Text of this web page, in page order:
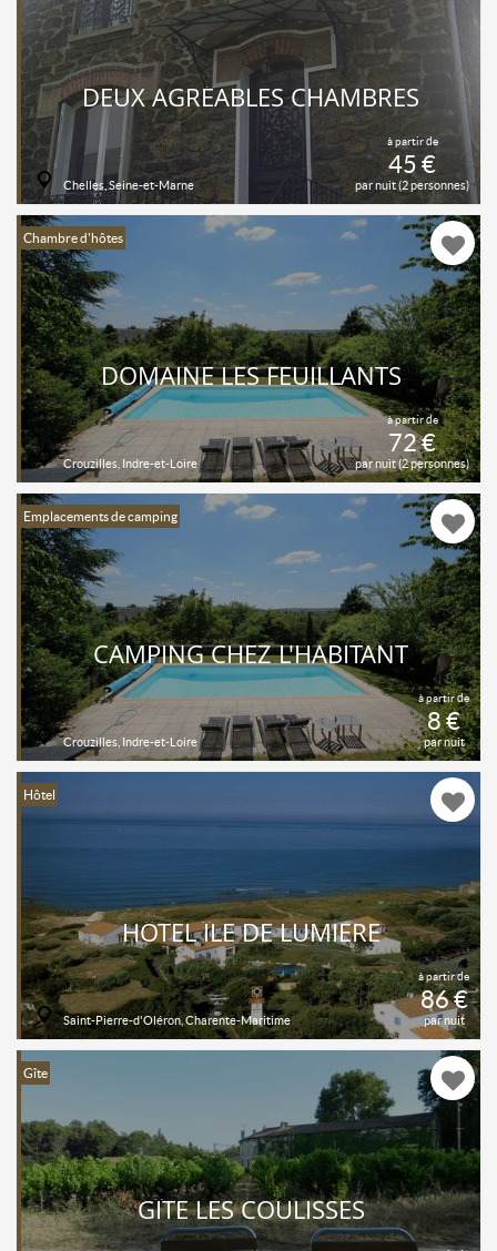
à partir de
45 €
par nuit (2 personnes)
DEUX AGRÉABLES CHAMBRES
Chelles, Seine-et-Marne
Chambre d'hôtes
à partir de
72 €
par nuit (2 personnes)
DOMAINE LES FEUILLANTS
Crouzilles, Indre-et-Loire
Emplacements de camping
à partir de
8 €
par nuit
CAMPING CHEZ L'HABITANT
Crouzilles, Indre-et-Loire
Hôtel
à partir de
86 €
par nuit
HÔTEL ÎLE DE LUMIÈRE
Saint-Pierre-d'Oléron, Charente-Maritime
Gîte
GÎTE LES COULISSES